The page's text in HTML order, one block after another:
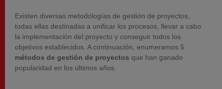
Existen diversas metodologías de gestión de proyectos,
todas ellas destinadas a unificar los procesos, llevar a cabo
la implementación del proyecto y conseguir todos los
objetivos establecidos. A continuación, enumeramos 5
métodos de gestión de proyectos que han ganado
popularidad en los últimos años.